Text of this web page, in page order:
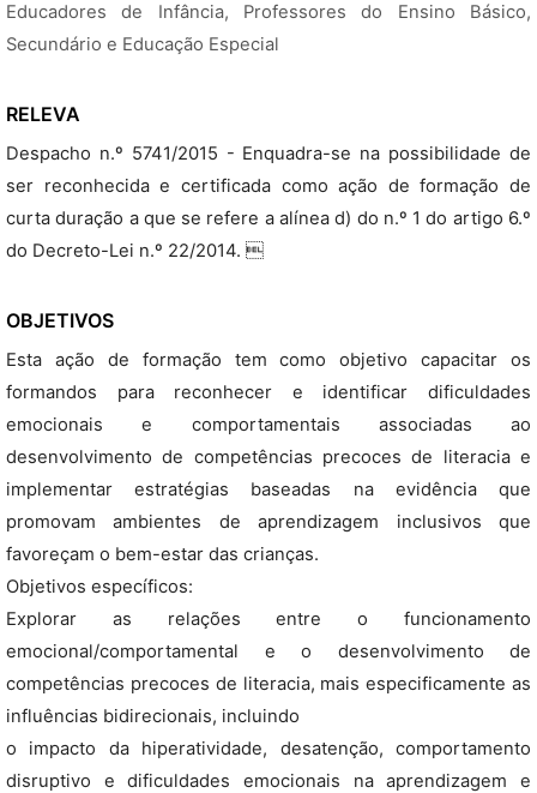
Educadores de Infância, Professores do Ensino Básico,
Secundário e Educação Especial
RELEVA
Despacho n.º 5741/2015 - Enquadra-se na possibilidade de
ser reconhecida e certificada como ação de formação de
curta duração a que se refere a alínea d) do n.º 1 do artigo 6.º
do Decreto-Lei n.º 22/2014. 
OBJETIVOS
Esta ação de formação tem como objetivo capacitar os
formandos para reconhecer e identificar dificuldades
emocionais e comportamentais associadas ao
desenvolvimento de competências precoces de literacia e
implementar estratégias baseadas na evidência que
promovam ambientes de aprendizagem inclusivos que
favoreçam o bem-estar das crianças.
Objetivos específicos:
Explorar as relações entre o funcionamento
emocional/comportamental e o desenvolvimento de
competências precoces de literacia, mais especificamente as
influências bidirecionais, incluindo
o impacto da hiperatividade, desatenção, comportamento
disruptivo e dificuldades emocionais na aprendizagem e